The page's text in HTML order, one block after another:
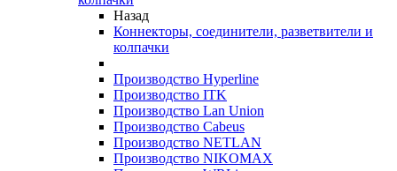
Назад
Коннекторы, соединители, разветвители и
колпачки
Производство Hyperline
Производство ITK
Производство Lan Union
Производство Cabeus
Производство NETLAN
Производство NIKOMAX